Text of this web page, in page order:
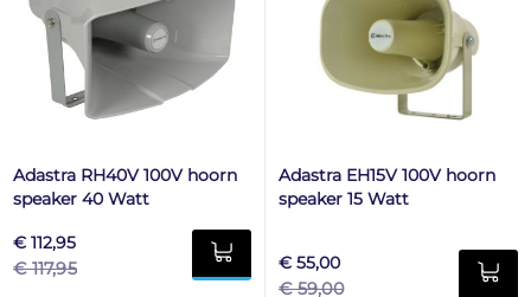
Adastra RH40V 100V hoorn
speaker 40 Watt
€ 112,95
€ 117,95
Adastra EH15V 100V hoorn
speaker 15 Watt
€ 55,00
€ 59,00